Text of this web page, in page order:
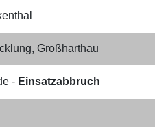
Großharthau
- Einsatzabbruch